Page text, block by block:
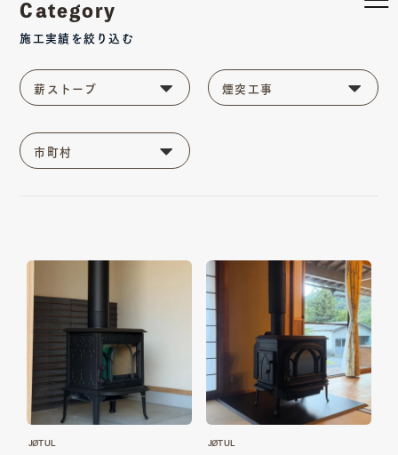
01
TOP
02
ABOUT
JØTUL
Category
施工実績を絞り込む
薪ストーブ 煙突工事
市町村
JØTUL JØTUL